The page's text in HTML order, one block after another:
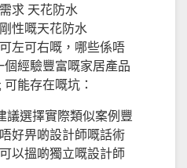
求 天花防水
性嘅天花防水
左可右嘅，哪些係唔
個經驗豐富嘅家居產品
能存在嘅坑：
議選擇實際類似案例豐
好畀啲設計師嘅話術
以搵啲獨立嘅設計師